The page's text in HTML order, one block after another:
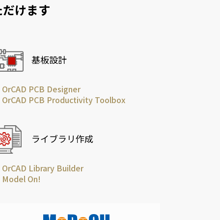
けます
基板設計
OrCAD PCB Designer
OrCAD PCB Productivity Toolbox
ライブラリ作成
OrCAD Library Builder
Model On!